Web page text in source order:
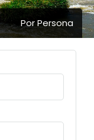
Por Persona